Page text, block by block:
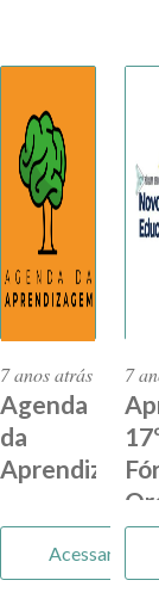
7 anos atrás
Agenda
da
Acessar
7
da